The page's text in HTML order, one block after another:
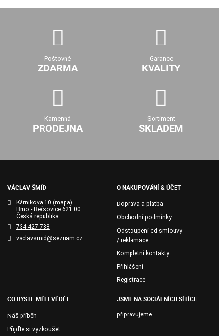
Poštovné
ZDARMA
Garance
KVALITY
Kamenná
PRODEJNA
Sortiment
SKLADEM
VÁCLAV ŠMÍD
Kárnikova 10 (mapa)
Brno - Řečkovice 621 00
Česká republika
734 427 788
vaclavsmid@seznam.cz
O NAKUPOVÁNÍ & ÚČET
Doprava a platba
Obchodní podmínky
Odstoupení od smlouvy
/ reklamace
Kompletní kontakty
Přihlášení
Registrace
CO BYSTE MĚLI VĚDĚT
Náš příběh
Přijďte si vyzkoušet
JSME NA SOCIÁLNÍCH SÍTÍCH
připravujeme